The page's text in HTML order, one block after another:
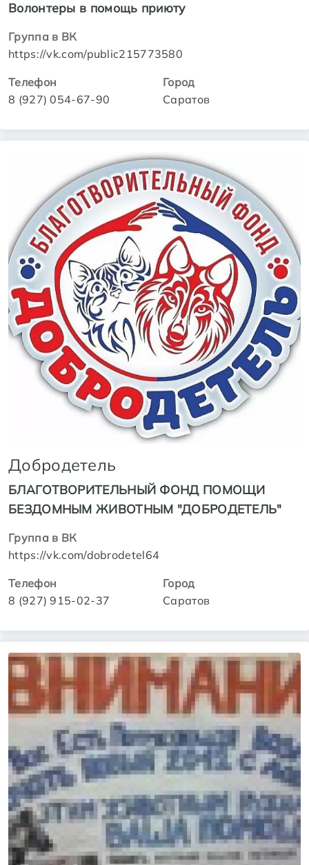
Волонтеры в помощь приюту
Группа в ВК
https://vk.com/public215773580
Телефон
8 (927) 054-67-90
Город
Саратов
Добродетель
БЛАГОТВОРИТЕЛЬНЫЙ ФОНД ПОМОЩИ
БЕЗДОМНЫМ ЖИВОТНЫМ "ДОБРОДЕТЕЛЬ"
Группа в ВК
https://vk.com/dobrodetel64
Телефон
8 (927) 915-02-37
Город
Саратов